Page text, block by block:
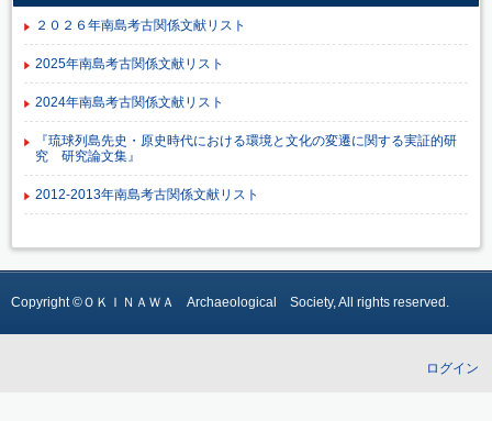
２０２６年南島考古関係文献リスト
2025年南島考古関係文献リスト
2024年南島考古関係文献リスト
『琉球列島先史・原史時代における環境と文化の変遷に関する実証的研
究 研究論文集』
2012-2013年南島考古関係文献リスト
Copyright ©ＯＫＩＮＡＷＡ Archaeological Society, All rights reserved.
ログイン